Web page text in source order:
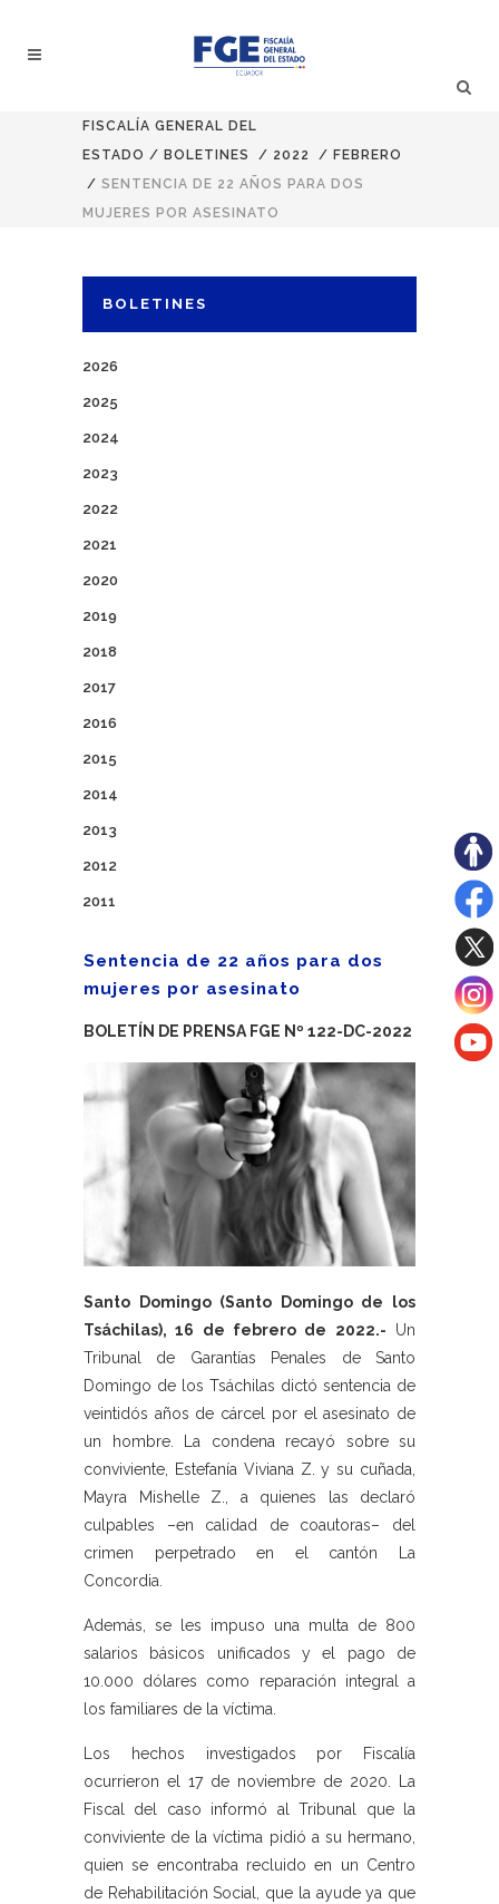
FISCALÍA GENERAL DEL
ESTADO / BOLETINES / 2022 / FEBRERO
/ SENTENCIA DE 22 AÑOS PARA DOS
MUJERES POR ASESINATO
BOLETINES
2026
2025
2024
2023
2022
2021
2020
2019
2018
2017
2016
2015
2014
2013
2012
2011
Sentencia de 22 años para dos
mujeres por asesinato
BOLETÍN DE PRENSA FGE Nº 122-DC-2022
Santo Domingo (Santo Domingo de los
Tsáchilas), 16 de febrero de 2022.- Un
Tribunal de Garantías Penales de Santo
Domingo de los Tsáchilas dictó sentencia de
veintidós años de cárcel por el asesinato de
un hombre. La condena recayó sobre su
conviviente, Estefanía Viviana Z. y su cuñada,
Mayra Mishelle Z., a quienes las declaró
culpables –en calidad de coautoras– del
crimen perpetrado en el cantón La
Concordia.
Además, se les impuso una multa de 800
salarios básicos unificados y el pago de
10.000 dólares como reparación integral a
los familiares de la víctima.
Los hechos investigados por Fiscalía
ocurrieron el 17 de noviembre de 2020. La
Fiscal del caso informó al Tribunal que la
conviviente de la víctima pidió a su hermano,
quien se encontraba recluido en un Centro
de Rehabilitación Social, que la ayude ya que